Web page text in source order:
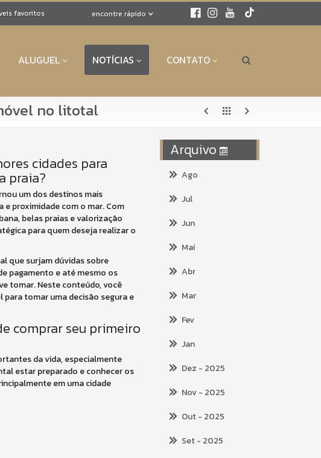
encontre rápido
favoritos
ALUGUEL NOTÍCIAS CONTATO
no litotal
cidades para
praia?
um dos destinos mais
proximidade com o mar. Com
belas praias e valorização
para quem deseja realizar o
que surjam dúvidas sobre
pagamento e até mesmo os
tomar. Neste conteúdo, você
tomar uma decisão segura e
comprar seu primeiro
da vida, especialmente
estar preparado e conhecer os
em uma cidade
Arquivo
Ago
Jul
Jun
Mai
Abr
Mar
Fev
Jan
Dez - 2025
Nov- 2025
Out- 2025
Set- 2025